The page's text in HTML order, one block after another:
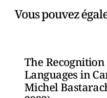
Vous pouvez
The
Languages in
Michel